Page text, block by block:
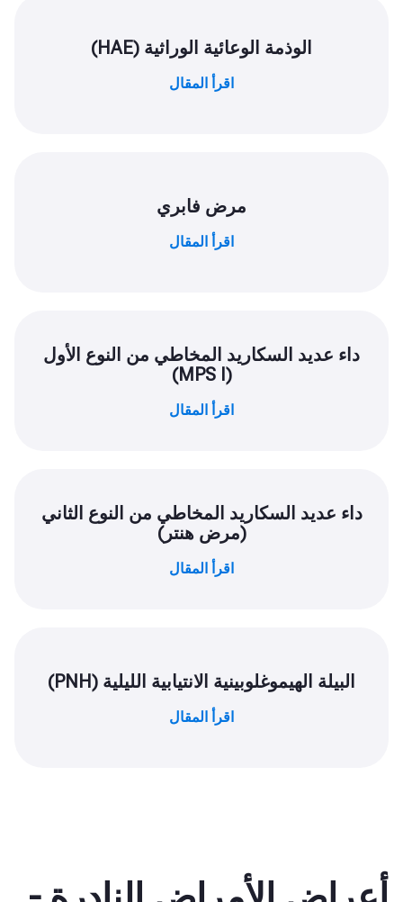
الوذمة الوعائية الوراثية (HAE)
اقرأ المقال
مرض فابري
اقرأ المقال
داء عديد السكاريد المخاطي من النوع الأول
(MPS I)
اقرأ المقال
داء عديد السكاريد المخاطي من النوع الثاني
(مرض هنتر)
اقرأ المقال
البيلة الهيموغلوبينية الانتيابية الليلية (PNH)
اقرأ المقال